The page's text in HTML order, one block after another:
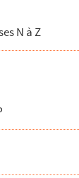
N à Z